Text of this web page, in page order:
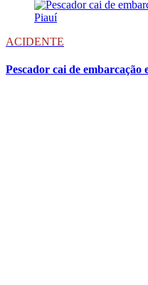
ACIDENTE
Pescador cai de